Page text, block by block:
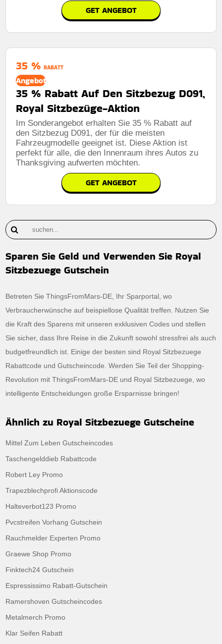
GET ANGEBOT
35 % RABATT
Angebot
35 % Rabatt Auf Den Sitzbezug D091,
Royal Sitzbezüge-Aktion
Im Sonderangebot erhalten Sie 35 % Rabatt auf
den Sitzbezug D091, der für die meisten
Fahrzeugmodelle geeignet ist. Diese Aktion ist
perfekt für alle, die den Innenraum ihres Autos zu
Thanksgiving aufwerten möchten.
GET ANGEBOT
Sparen Sie Geld und Verwenden Sie Royal
Sitzbezuege Gutschein
Betreten Sie ThingsFromMars-DE, Ihr Sparportal, wo
Verbraucherwünsche auf beispiellose Qualität treffen. Nutzen Sie
die Kraft des Sparens mit unseren exklusiven Codes und stellen
Sie sicher, dass Ihre Reise in die Zukunft sowohl stressfrei als auch
budgetfreundlich ist. Einige der besten sind Royal Sitzbezuege
Rabattcode und Gutscheincode. Werden Sie Teil der Shopping-
Revolution mit ThingsFromMars-DE und Royal Sitzbezuege, wo
intelligente Entscheidungen große Ersparnisse bringen!
Ähnlich zu Royal Sitzbezuege Gutscheine
Mittel Zum Leben Gutscheincodes
Taschengelddieb Rabattcode
Robert Ley Promo
Trapezblechprofi Aktionscode
Halteverbot123 Promo
Pvcstreifen Vorhang Gutschein
Rauchmelder Experten Promo
Graewe Shop Promo
Finktech24 Gutschein
Espressissimo Rabatt-Gutschein
Ramershoven Gutscheincodes
Metalmerch Promo
Klar Seifen Rabatt